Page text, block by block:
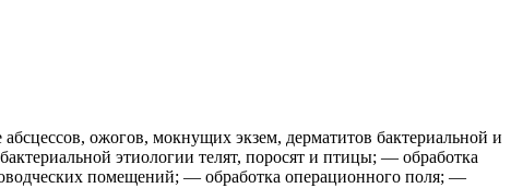
ожогов, мокнущих экзем, дерматитов бактериальной и
этиологии телят, поросят и птицы; — обработка
помещений; — обработка операционного поля; —